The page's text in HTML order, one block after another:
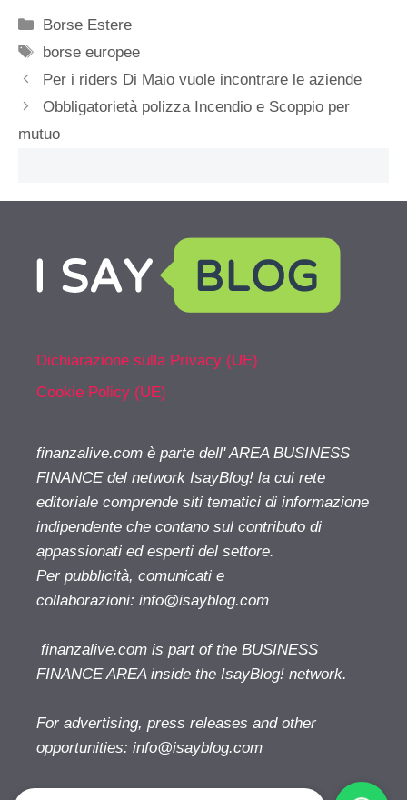
Categorie
Borse Estere
Tag
borse europee
Per i riders Di Maio vuole incontrare le aziende
Obbligatorietà polizza Incendio e Scoppio per
mutuo
Dichiarazione sulla Privacy (UE)
Cookie Policy (UE)
finanzalive.com è parte dell' AREA BUSINESS
FINANCE del network IsayBlog! la cui rete
editoriale comprende siti tematici di informazione
indipendente che contano sul contributo di
appassionati ed esperti del settore.
Per pubblicità, comunicati e
collaborazioni: info@isayblog.com
finanzalive.com is part of the BUSINESS
FINANCE AREA inside the IsayBlog! network.
For advertising, press releases and other
opportunities: info@isayblog.com